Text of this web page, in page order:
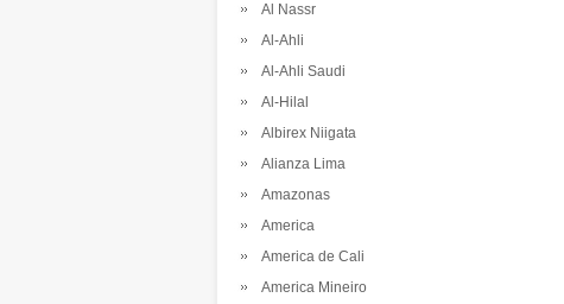
Al Nassr
Al-Ahli
Al-Ahli Saudi
Al-Hilal
Albirex Niigata
Alianza Lima
Amazonas
America
America de Cali
America Mineiro